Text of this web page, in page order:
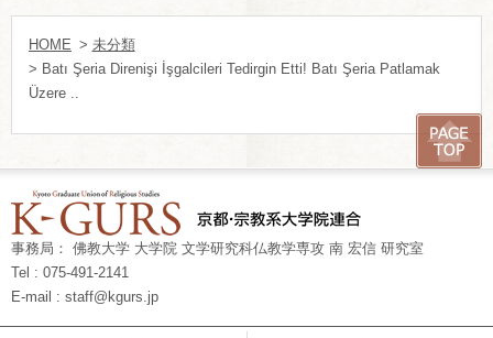
HOME > 未分類
> Batı Şeria Direnişi İşgalcileri Tedirgin Etti! Batı Şeria Patlamak
Üzere ..
事務局： 佛教大学 大学院 文学研究科仏教学専攻 南 宏信 研究室
Tel : 075-491-2141
E-mail : staff@kgurs.jp